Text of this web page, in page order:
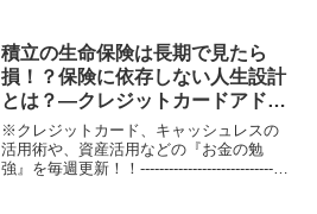
積立の生命保険は長期で見たら
損！？保険に依存しない人生設計
とは？—クレジットカードアドバ
イザー協会／川江真史（CCAA講
師・宮崎校）
※クレジットカード、キャッシュレスの
活用術や、資産活用などの『お金の勉
強』を毎週更新！！-------------------------------